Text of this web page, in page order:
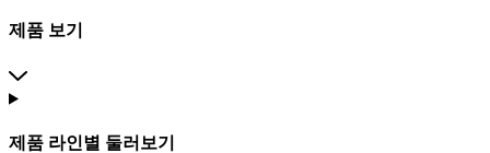
제품 보기
제품 라인별 둘러보기